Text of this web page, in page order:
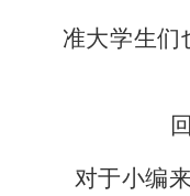
数据专题准大学生们
对于小编